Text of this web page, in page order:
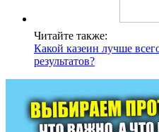
Читайте также:
Какой казеин лучше
результатов?